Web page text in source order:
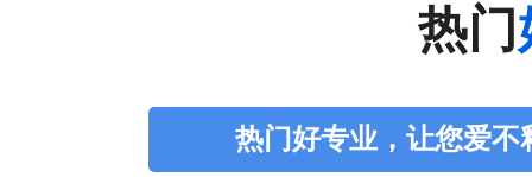
热门
热门好专业，让您爱